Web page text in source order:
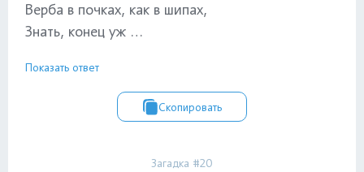
Верба в почках, как в шипах,
Знать, конец уж …
Показать ответ
Скопировать
Загадка #20